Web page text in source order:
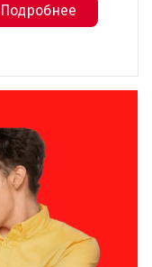
Подробнее